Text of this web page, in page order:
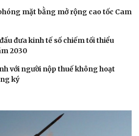
Sành điệu
mặt bằng mở rộng cao tốc Cam
đưa kinh tế số chiếm tối thiểu
2030
với người nộp thuế không hoạt
ký